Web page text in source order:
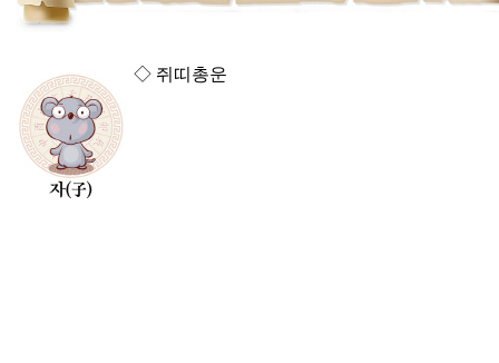
◇ 쥐띠총운